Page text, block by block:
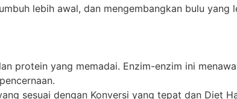
lebih awal, dan mengembangkan bulu yang
protein yang memadai. Enzim-enzim ini
sesuai dengan Konversi yang tepat dan Diet